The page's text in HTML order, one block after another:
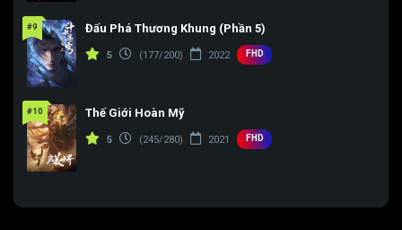
#9 Đấu Phá Thương Khung (Phần 5)
5 (177/200) 2022 FHD
#10 Thế Giới Hoàn Mỹ
5 (245/280) 2021 FHD